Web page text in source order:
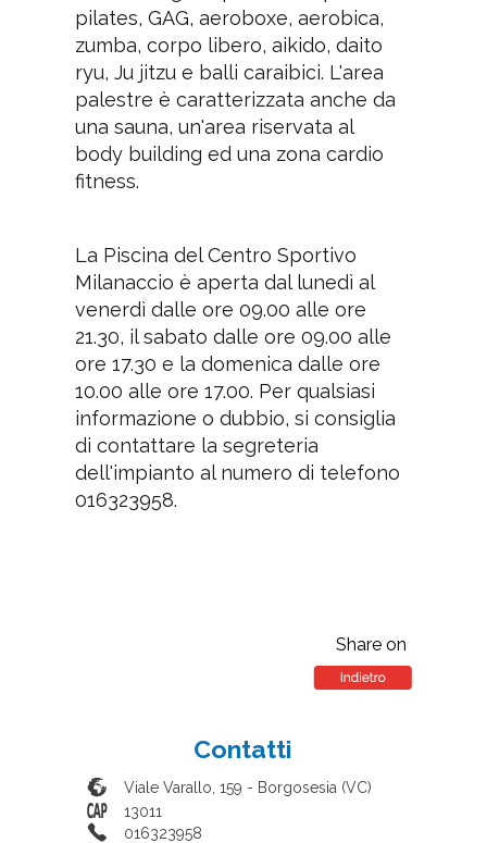
pilates, GAG, aeroboxe, aerobica,
zumba, corpo libero, aikido, daito
ryu, Ju jitzu e balli caraibici. L'area
palestre è caratterizzata anche da
una sauna, un'area riservata al
body building ed una zona cardio
fitness.
La Piscina del Centro Sportivo
Milanaccio è aperta dal lunedì al
venerdì dalle ore 09.00 alle ore
21.30, il sabato dalle ore 09.00 alle
ore 17.30 e la domenica dalle ore
10.00 alle ore 17.00. Per qualsiasi
informazione o dubbio, si consiglia
di contattare la segreteria
dell'impianto al numero di telefono
016323958.
Share on
Contatti
Viale Varallo, 159 - Borgosesia (VC)
13011
016323958